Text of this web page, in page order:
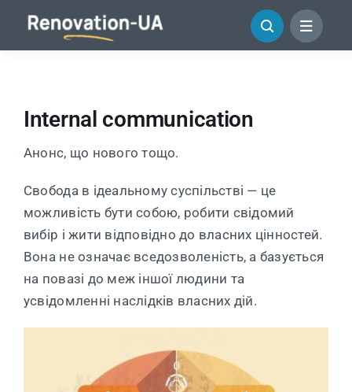
content
Internal communication
Анонс, що нового тощо.
Свобода в ідеальному суспільстві — це
можливість бути собою, робити свідомий
вибір і жити відповідно до власних цінностей.
Вона не означає вседозволеність, а базується
на повазі до меж іншої людини та
усвідомленні наслідків власних дій.